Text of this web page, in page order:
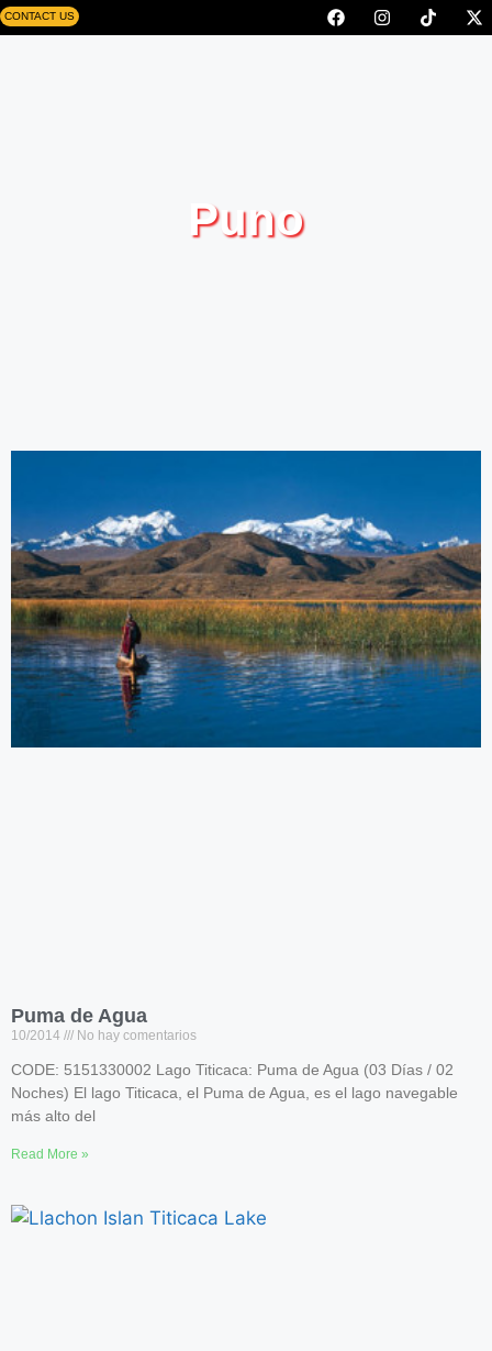
CONTACT US
Puno
Puma de Agua
10/2014 No hay comentarios
CODE: 5151330002 Lago Titicaca: Puma de Agua (03 Días / 02
Noches) El lago Titicaca, el Puma de Agua, es el lago navegable
más alto del
Read More »